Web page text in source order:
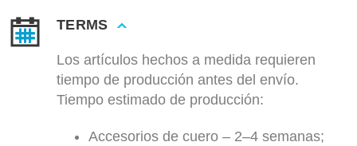
TERMS
Los artículos hechos a medida requieren
tiempo de producción antes del envío.
Tiempo estimado de producción:
Accesorios de cuero – 2–4 semanas;